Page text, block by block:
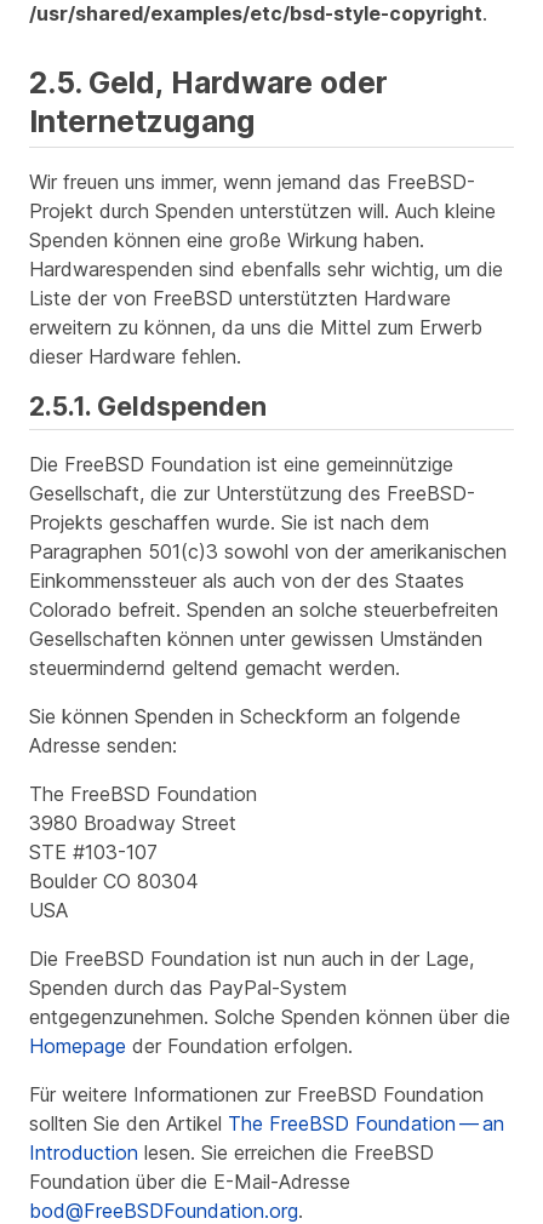
/usr/shared/examples/etc/bsd-style-copyright.
2.5. Geld, Hardware oder
Internetzugang
Wir freuen uns immer, wenn jemand das FreeBSD-
Projekt durch Spenden unterstützen will. Auch kleine
Spenden können eine große Wirkung haben.
Hardwarespenden sind ebenfalls sehr wichtig, um die
Liste der von FreeBSD unterstützten Hardware
erweitern zu können, da uns die Mittel zum Erwerb
dieser Hardware fehlen.
2.5.1. Geldspenden
Die FreeBSD Foundation ist eine gemeinnützige
Gesellschaft, die zur Unterstützung des FreeBSD-
Projekts geschaffen wurde. Sie ist nach dem
Paragraphen 501(c)3 sowohl von der amerikanischen
Einkommenssteuer als auch von der des Staates
Colorado befreit. Spenden an solche steuerbefreiten
Gesellschaften können unter gewissen Umständen
steuermindernd geltend gemacht werden.
Sie können Spenden in Scheckform an folgende
Adresse senden:
The FreeBSD Foundation
3980 Broadway Street
STE #103-107
Boulder CO 80304
USA
Die FreeBSD Foundation ist nun auch in der Lage,
Spenden durch das PayPal-System
entgegenzunehmen. Solche Spenden können über die
Homepage der Foundation erfolgen.
Für weitere Informationen zur FreeBSD Foundation
sollten Sie den Artikel The FreeBSD Foundation — an
Introduction lesen. Sie erreichen die FreeBSD
Foundation über die E-Mail-Adresse
bod@FreeBSDFoundation.org.